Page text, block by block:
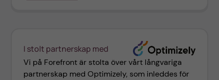
I stolt partnerskap med
Vi på Forefront är stolta över vårt långvariga
partnerskap med Optimizely, som inleddes för